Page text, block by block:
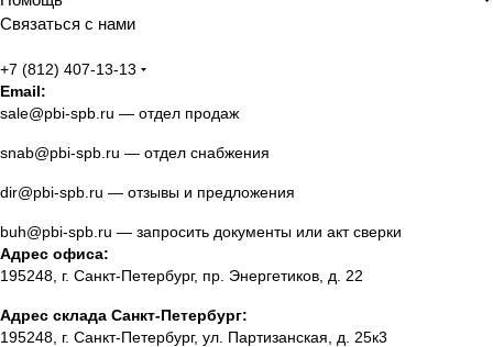
Связаться с нами
+7 (812) 407-13-13
Email:
sale@pbi-spb.ru — отдел продаж
snab@pbi-spb.ru — отдел снабжения
dir@pbi-spb.ru — отзывы и предложения
buh@pbi-spb.ru — запросить документы или акт сверки
Адрес офиса:
195248, г. Санкт-Петербург, пр. Энергетиков, д. 22
Адрес склада Санкт-Петербург:
195248, г. Санкт-Петербург, ул. Партизанская, д. 25к3